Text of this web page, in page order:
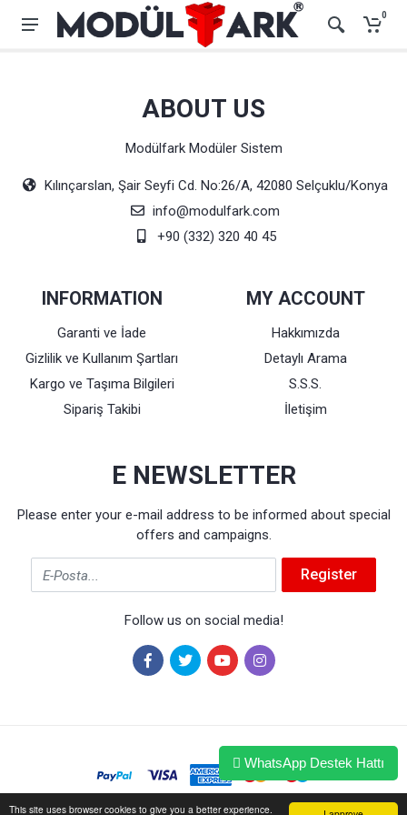
This site uses browser cookies to give you a better experience.
0
ABOUT US
Modülfark Modüler Sistem
Kılınçarslan, Şair Seyfi Cd. No:26/A, 42080 Selçuklu/Konya
info@modulfark.com
+90 (332) 320 40 45
INFORMATION
Garanti ve İade
Gizlilik ve Kullanım Şartları
Kargo ve Taşıma Bilgileri
Sipariş Takibi
MY ACCOUNT
Hakkımızda
Detaylı Arama
S.S.S.
İletişim
E NEWSLETTER
Please enter your e-mail address to be informed about special
offers and campaigns.
Email Register
Follow us on social media!
WhatsApp Destek Hattı